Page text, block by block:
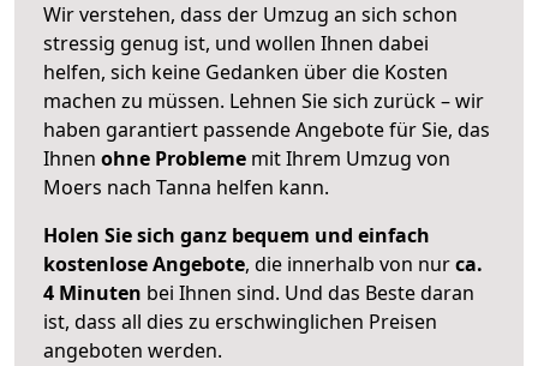
Wir verstehen, dass der Umzug an sich schon
stressig genug ist, und wollen Ihnen dabei
helfen, sich keine Gedanken über die Kosten
machen zu müssen. Lehnen Sie sich zurück – wir
haben garantiert passende Angebote für Sie, das
Ihnen ohne Probleme mit Ihrem Umzug von
Moers nach Tanna helfen kann.
Holen Sie sich ganz bequem und einfach
kostenlose Angebote, die innerhalb von nurca.
4 Minuten bei Ihnen sind. Und das Beste daran
ist, dass all dies zu erschwinglichen Preisen
angeboten werden.